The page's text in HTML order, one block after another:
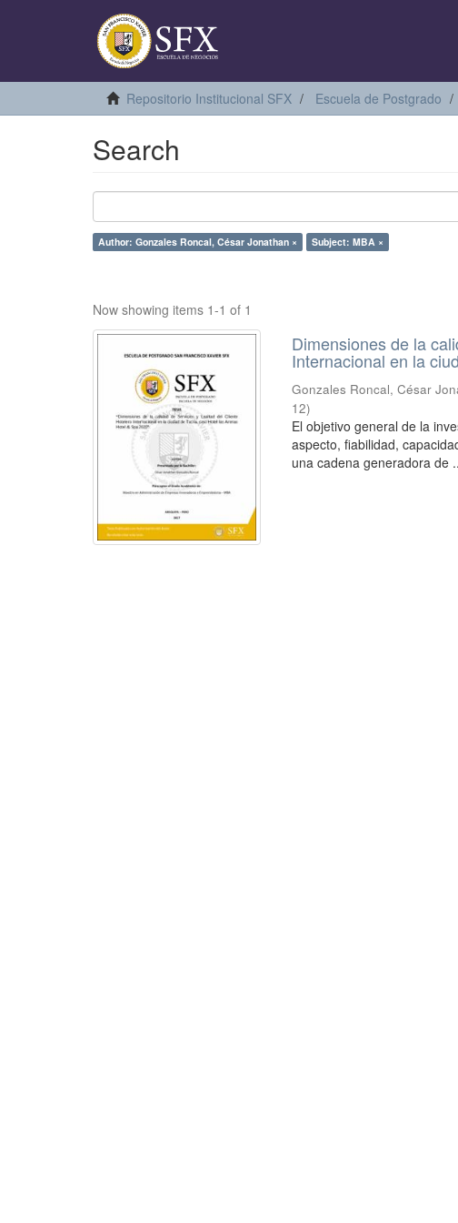
Repositorio Institucional SFX Escuela de Postgrado
Search
Author: Gonzales Roncal, César Jonathan × Subject: MBA ×
Now showing items 1-1 of 1
Dimensiones de la
Internacional en la
Gonzales Roncal, César
12)
El objetivo general de la
aspecto, fiabilidad,
una cadena generadora de